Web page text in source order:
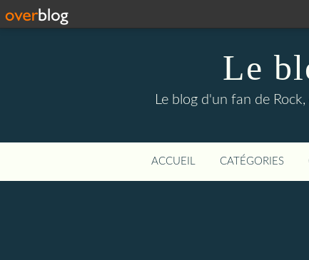
Le
Le blog d'un fan de
ACCUEIL CATÉGORIES